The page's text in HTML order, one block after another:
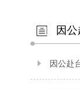
因
因公赴